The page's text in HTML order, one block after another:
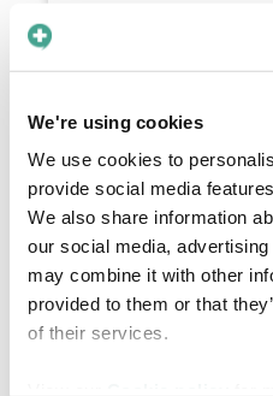
We're using cookies
We use cookies to
provide social media
We also share information
our social media,
may combine it with other
provided to them or that
of their services.
This change will
app users, who
use the app
account.
Learn more
Release date: